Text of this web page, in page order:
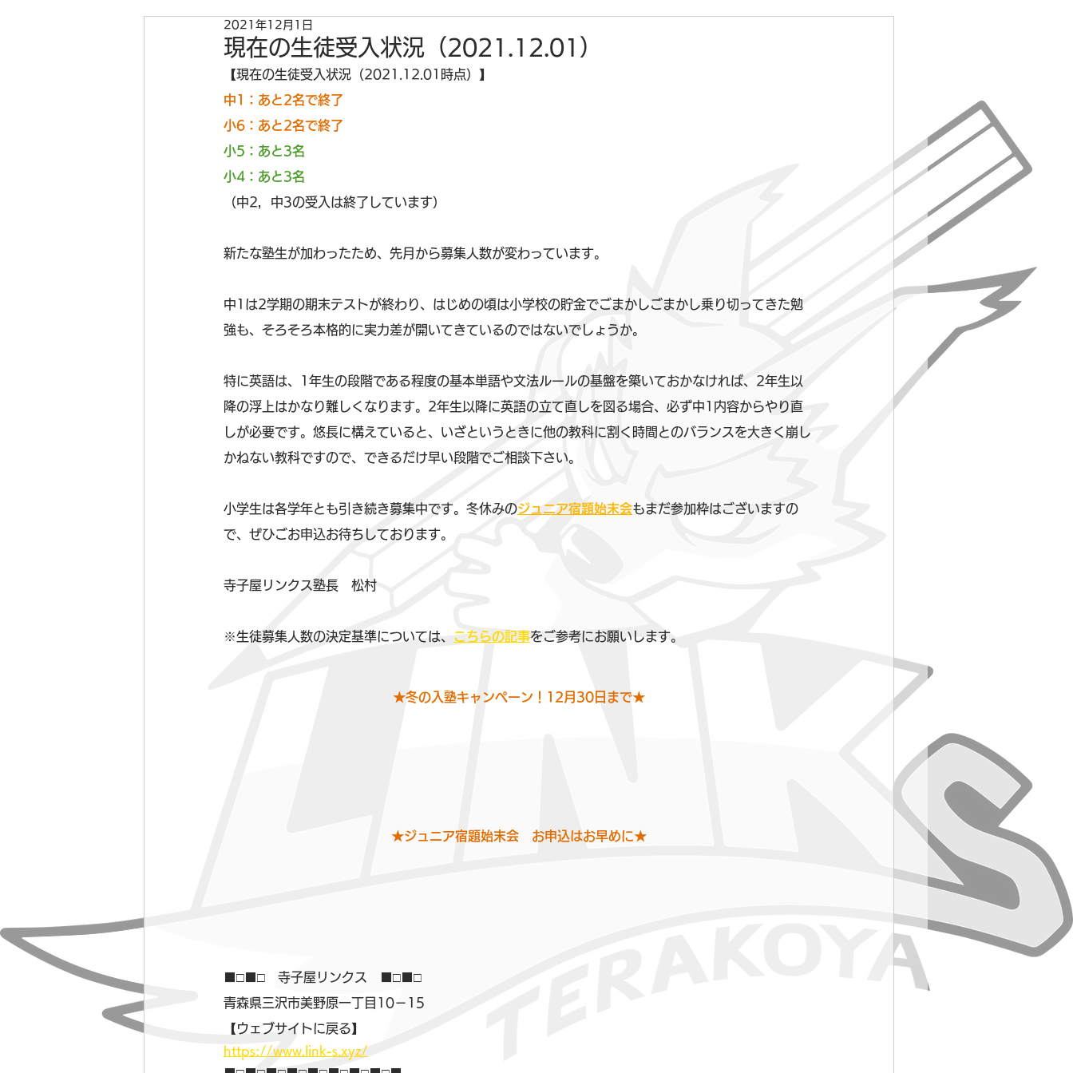
現在の生徒受入状況（2021.12.01）
2021年12月1日
【現在の生徒受入状況（2021.12.01時点）】
中1：あと2名で終了
小6：あと2名で終了
小5：あと3名
小4：あと3名
（中2，中3の受入は終了しています）
新たな塾生が加わったため、先月から募集人数が変わっています。
中1は2学期の期末テストが終わり、はじめの頃は小学校の貯金でごまかしごまかし乗り切ってきた勉
強も、そろそろ本格的に実力差が開いてきているのではないでしょうか。
特に英語は、1年生の段階である程度の基本単語や文法ルールの基盤を築いておかなければ、2年生以
降の浮上はかなり難しくなります。2年生以降に英語の立て直しを図る場合、必ず中1内容からやり直
しが必要です。悠長に構えていると、いざというときに他の教科に割く時間とのバランスを大きく崩し
かねない教科ですので、できるだけ早い段階でご相談下さい。
小学生は各学年とも引き続き募集中です。冬休みのジュニア宿題始末会もまだ参加枠はございますの
で、ぜひごお申込お待ちしております。
寺子屋リンクス塾長　松村
※生徒募集人数の決定基準については、 こちらの記事をご参考にお願いします。
★冬の入塾キャンペーン！12月30日まで★
★ジュニア宿題始末会　お申込はお早めに★
■□■□　寺子屋リンクス　■□■□
青森県三沢市美野原一丁目10－15
【ウェブサイトに戻る】
https://www.link-s.xyz/